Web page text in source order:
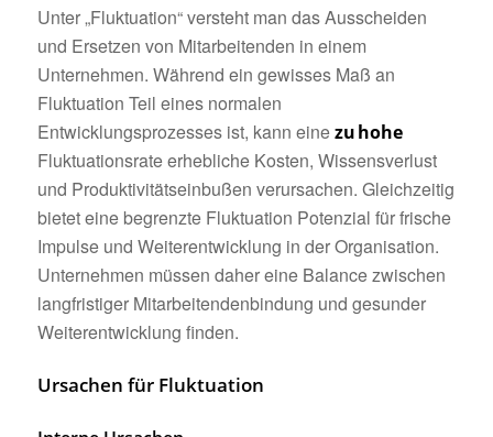
Unter „Fluktuation“ versteht man das Ausscheiden
und Ersetzen von Mitarbeitenden in einem
Unternehmen. Während ein gewisses Maß an
Fluktuation Teil eines normalen
Entwicklungsprozesses ist, kann einezu hohe
Fluktuationsrate erhebliche Kosten, Wissensverlust
und Produktivitätseinbußen verursachen. Gleichzeitig
bietet eine begrenzte Fluktuation Potenzial für frische
Impulse und Weiterentwicklung in der Organisation.
Unternehmen müssen daher eine Balance zwischen
langfristiger Mitarbeitendenbindung und gesunder
Weiterentwicklung finden.
Ursachen für Fluktuation